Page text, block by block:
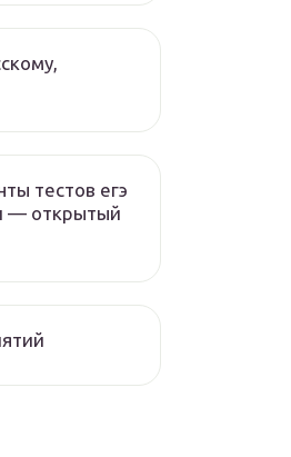
тестов егэ
— открытый